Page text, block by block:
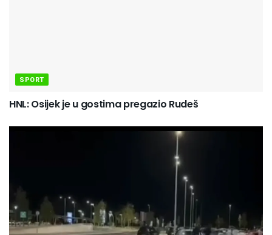
SPORT
HNL: Osijek je u gostima pregazio Rudeš